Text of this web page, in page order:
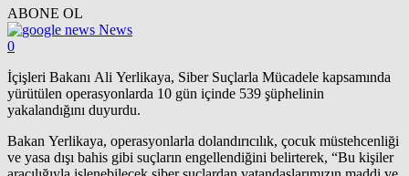
ABONE OL
News
0
İçişleri Bakanı Ali Yerlikaya, Siber Suçlarla Mücadele kapsamında
yürütülen operasyonlarda 10 gün içinde 539 şüphelinin
yakalandığını duyurdu.
Bakan Yerlikaya, operasyonlarla dolandırıcılık, çocuk müstehcenliği
ve yasa dışı bahis gibi suçların engellendiğini belirterek, “Bu kişiler